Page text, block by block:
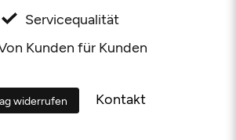
Servicequalität
Kunden für Kunden
widerrufen Kontakt